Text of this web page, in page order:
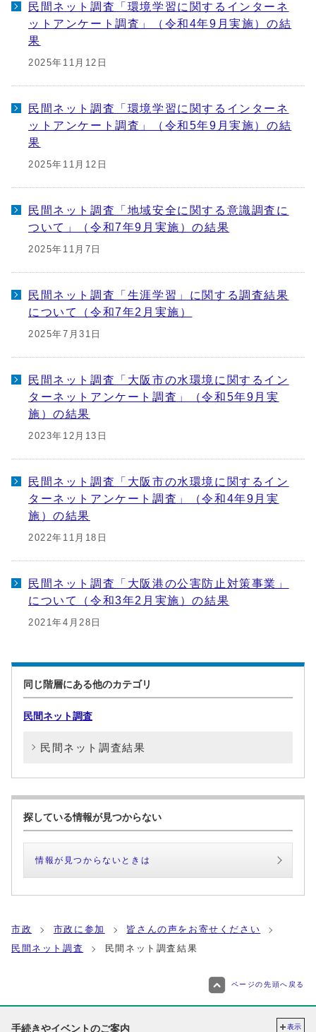
民間ネット調査「環境学習に関するインターネ
ットアンケート調査」（令和4年9月実施）の結
果
2025年11月12日
民間ネット調査「環境学習に関するインターネ
ットアンケート調査」（令和5年9月実施）の結
果
2025年11月12日
民間ネット調査「地域安全に関する意識調査に
ついて」（令和7年9月実施）の結果
2025年11月7日
民間ネット調査「生涯学習」に関する調査結果
について（令和7年2月実施）
2025年7月31日
民間ネット調査「大阪市の水環境に関するイン
ターネットアンケート調査」（令和5年9月実
施）の結果
2023年12月13日
民間ネット調査「大阪市の水環境に関するイン
ターネットアンケート調査」（令和4年9月実
施）の結果
2022年11月18日
民間ネット調査「大阪港の公害防止対策事業」
について（令和3年2月実施）の結果
2021年4月28日
同じ階層にある他のカテゴリ
民間ネット調査
民間ネット調査結果
探している情報が見つからない
情報が見つからないときは
市政 市政に参加
皆さんの声をお寄せください
民間ネット調査
民間ネット調査結果
ページの先頭へ戻る
手続きやイベントのご案内 表示